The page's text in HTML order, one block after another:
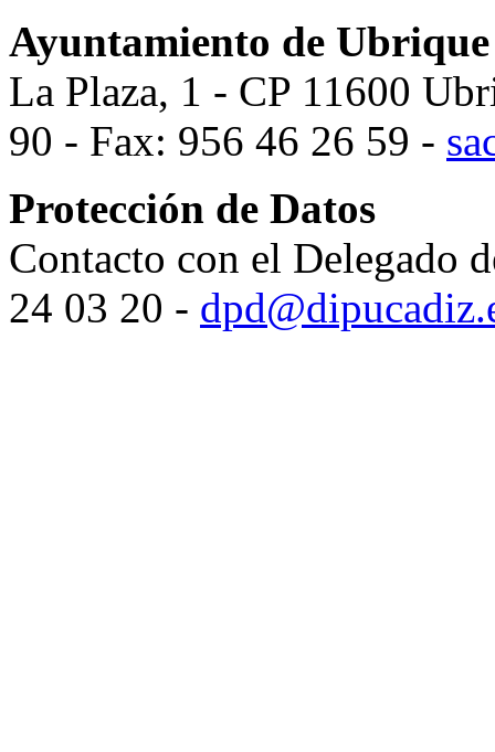
Ayuntamiento de Ubrique
La Plaza, 1 - CP 11600
90 - Fax: 956 46 26 59 -
Protección de Datos
Contacto con el Delegado
24 03 20 -